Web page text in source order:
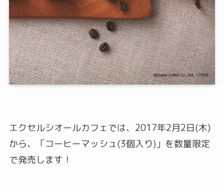
エクセルシオールカフェでは、2017年2月2日(木)
から、「コーヒーマッシュ(3個入り)」を数量限定
で発売します！